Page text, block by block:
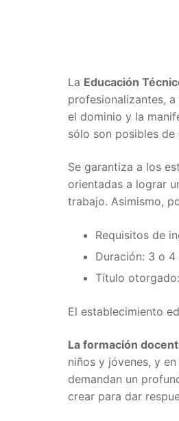
La Educación
profesionalizantes,
el dominio y la
sólo son posibles
Se garantiza a los
orientadas a lograr
trabajo. Asimismo,
Requisitos de
Duración: 3 o 4
Título
El establecimiento
La formación
niños y jóvenes, y
demandan un
crear para dar